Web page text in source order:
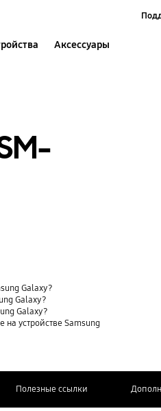
Аксессуары
Galaxy?
Galaxy?
Galaxy?
на устройстве Samsung
Полезные ссылки